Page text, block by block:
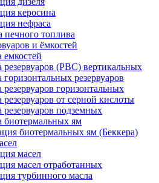
керосина
нефраса
печного топлива
и ёмкостей
емкостей
резервуаров (РВС) вертикальных
горизонтальных резервуаров
резервуаров горизонтальных
резервуаров от серной кислоты
резервуаров подземных
биотермальных ям
биотермальных ям (Беккера)
масел
масел отработанных
турбинного масла